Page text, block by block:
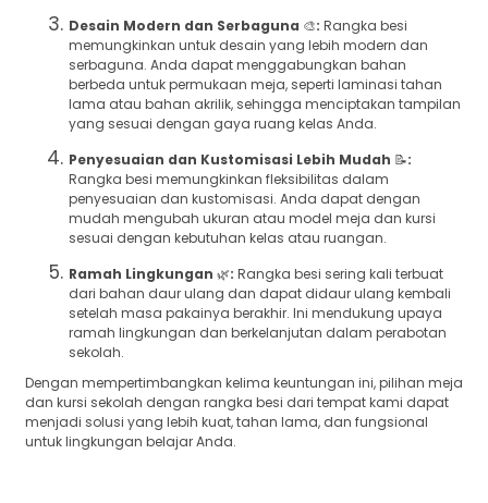
Desain Modern dan Serbaguna 🎨: Rangka besi
memungkinkan untuk desain yang lebih modern dan
serbaguna. Anda dapat menggabungkan bahan
berbeda untuk permukaan meja, seperti laminasi tahan
lama atau bahan akrilik, sehingga menciptakan tampilan
yang sesuai dengan gaya ruang kelas Anda.
Penyesuaian dan Kustomisasi Lebih Mudah 📝:
Rangka besi memungkinkan fleksibilitas dalam
penyesuaian dan kustomisasi. Anda dapat dengan
mudah mengubah ukuran atau model meja dan kursi
sesuai dengan kebutuhan kelas atau ruangan.
Ramah Lingkungan 🌿: Rangka besi sering kali terbuat
dari bahan daur ulang dan dapat didaur ulang kembali
setelah masa pakainya berakhir. Ini mendukung upaya
ramah lingkungan dan berkelanjutan dalam perabotan
sekolah.
Dengan mempertimbangkan kelima keuntungan ini, pilihan meja
dan kursi sekolah dengan rangka besi dari tempat kami dapat
menjadi solusi yang lebih kuat, tahan lama, dan fungsional
untuk lingkungan belajar Anda.